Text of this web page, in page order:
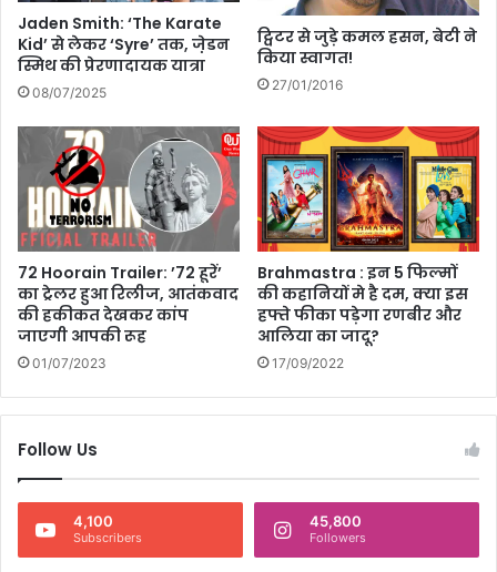
प
र
तं
ज
रो
हि
र्मा
से
जु
ड़ी
दि
ल
च
घ
ना
Jaden Smith: ‘The Karate
Kid’ से लेकर ‘Syre’ तक, जे़डन
स्मिथ की प्रेरणादायक यात्रा
08/07/2025
ट्विटर से जुड़े कमल हसन, बेटी ने
किया स्वागत!
27/01/2016
72 Hoorain Trailer: ’72 हूरें’
का ट्रेलर हुआ रिलीज, आतंकवाद
की हकीकत देखकर कांप
जाएगी आपकी रूह
01/07/2023
Brahmastra : इन 5 फिल्मों
की कहानियों मे है दम, क्या इस
हफ्ते फीका पड़ेगा रणबीर और
आलिया का जादू?
17/09/2022
Follow Us
4,100
Subscribers
45,800
Followers